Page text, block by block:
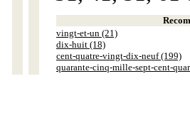
vingt-et-un (21)
dix-huit (18)
cent-quatre-vingt-dix-neuf (199)
quarante-cinq-mille-sept-cent-